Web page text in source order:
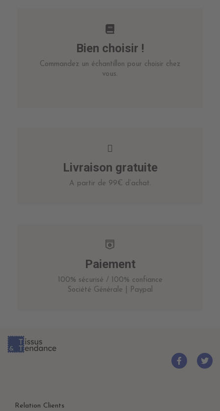
Bien choisir !
Commandez un échantillon pour choisir chez
vous.
Livraison gratuite
A partir de 99€ d’achat.
Paiement
100% sécurisé / 100% confiance
Société Générale | Paypal
Relation Clients